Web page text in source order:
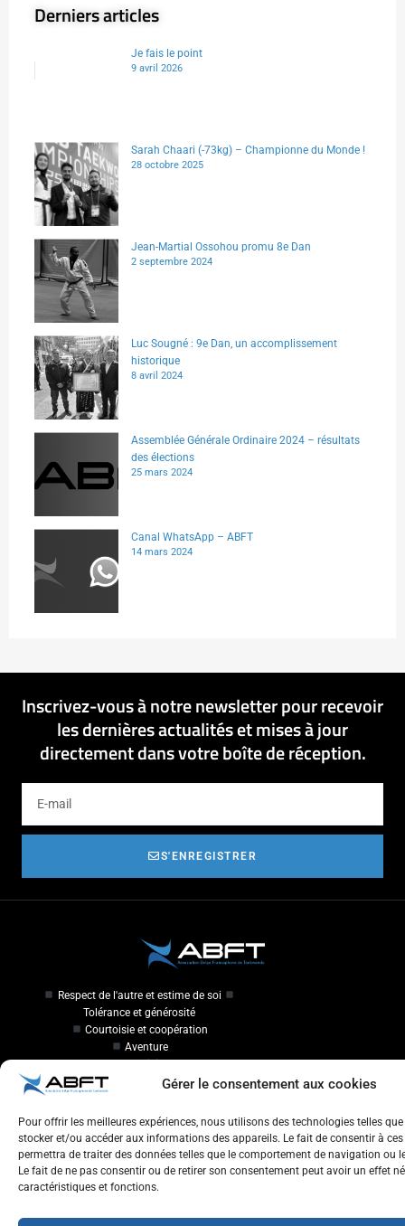
Gérer le consentement aux cookies
Pour offrir les meilleures expériences, nous utilisons des technologies telles
stocker et/ou accéder aux informations des appareils. Le fait de consentir à
permettra de traiter des données telles que le comportement de navigation ou
Le fait de ne pas consentir ou de retirer son consentement peut avoir un effet
caractéristiques et fonctions.
Derniers articles
Je fais le point
9 avril 2026
Sarah Chaari (-73kg) – Championne du Monde !
28 octobre 2025
Jean-Martial Ossohou promu 8e Dan
2 septembre 2024
Luc Sougné : 9e Dan, un accomplissement
historique
8 avril 2024
Assemblée Générale Ordinaire 2024 – résultats
des élections
25 mars 2024
Canal WhatsApp – ABFT
14 mars 2024
Inscrivez-vous à notre newsletter pour recevoir
les dernières actualités et mises à jour
directement dans votre boîte de réception.
S'ENREGISTRER
Respect de l'autre et estime de soi
Tolérance et générosité
Courtoisie et coopération
Aventure
Plaisir
Initiateur en Taekwondo
Contact